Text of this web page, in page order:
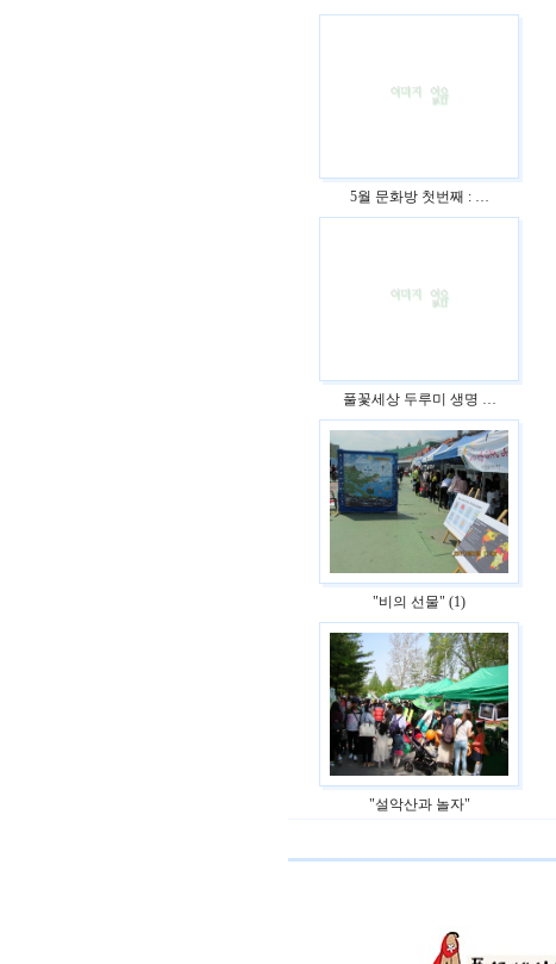
5월 문화방 첫번째 : …
풀꽃세상 두루미 생명 …
"비의 선물" (1)
"설악산과 놀자"